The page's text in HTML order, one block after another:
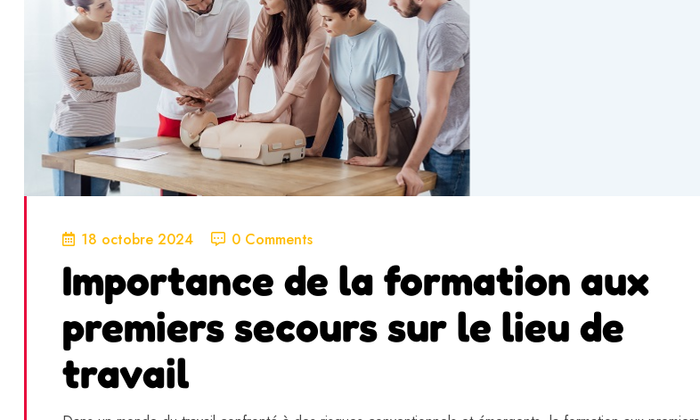
18 octobre 2024 0 Comments
Importance de la formation aux
premiers secours sur le lieu de
travail